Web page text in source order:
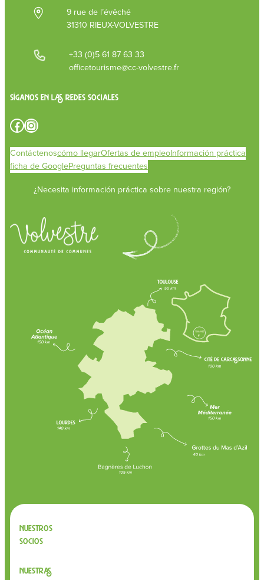
9 rue de l’évêché
31310 RIEUX-VOLVESTRE
+33 (0)5 61 87 63 33
officetourisme@cc-volvestre.fr
Síganos en las redes sociales
Facebook Instagram
Contáctenoscómo llegarOfertas de empleoInformación práctica
ficha de GooglePreguntas frecuentes
¿Necesita información práctica sobre nuestra región?
Nuestros
socios
Nuestras